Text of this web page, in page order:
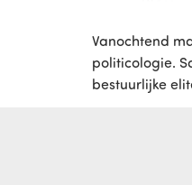
Vanochtend
politicologie.
bestuurlijke